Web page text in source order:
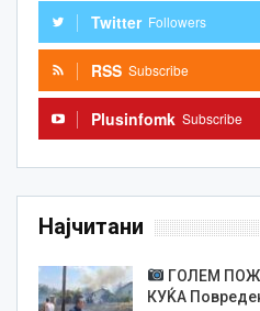
Twitter Followers
RSS Subscribe
Plusinfomk Subscribe
Најчитани
ГОЛЕМ
КУЌА